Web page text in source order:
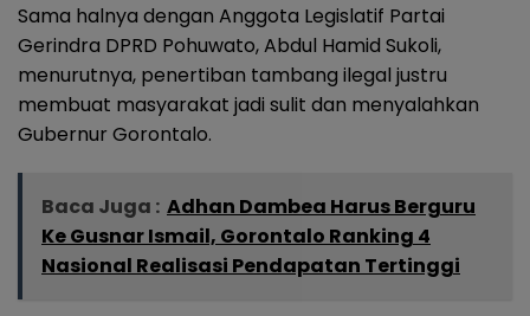
Sama halnya dengan Anggota Legislatif Partai
Gerindra DPRD Pohuwato, Abdul Hamid Sukoli,
menurutnya, penertiban tambang ilegal justru
membuat masyarakat jadi sulit dan menyalahkan
Gubernur Gorontalo.
Baca Juga : Adhan Dambea Harus Berguru
Ke Gusnar Ismail, Gorontalo Ranking 4
Nasional Realisasi Pendapatan Tertinggi